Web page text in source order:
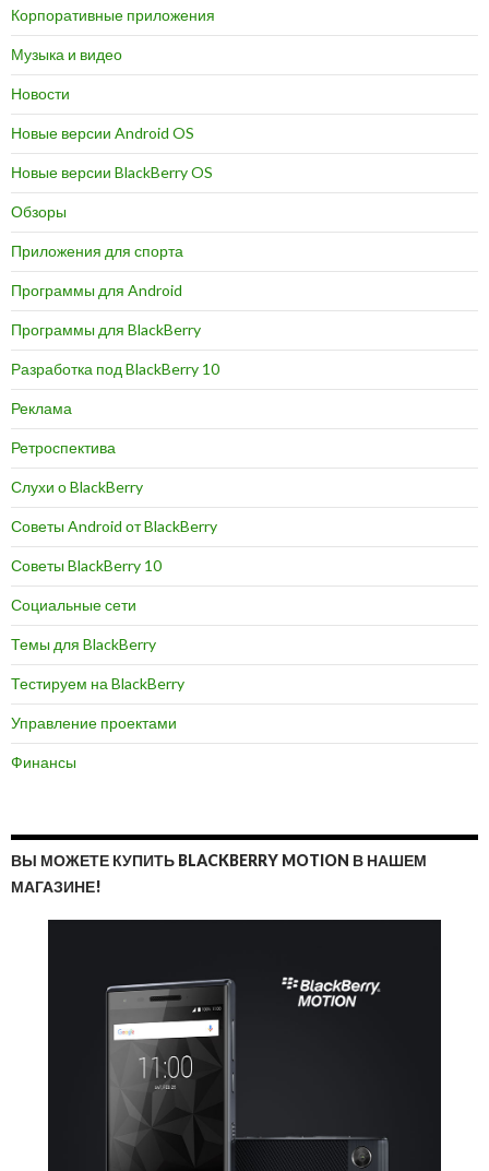
Корпоративные приложения
Музыка и видео
Новости
Новые версии Android OS
Новые версии BlackBerry OS
Обзоры
Приложения для спорта
Программы для Android
Программы для BlackBerry
Разработка под BlackBerry 10
Реклама
Ретроспектива
Слухи о BlackBerry
Советы Android от BlackBerry
Советы BlackBerry 10
Социальные сети
Темы для BlackBerry
Тестируем на BlackBerry
Управление проектами
Финансы
ВЫ МОЖЕТЕ КУПИТЬ BLACKBERRY MOTION В НАШЕМ
МАГАЗИНЕ!